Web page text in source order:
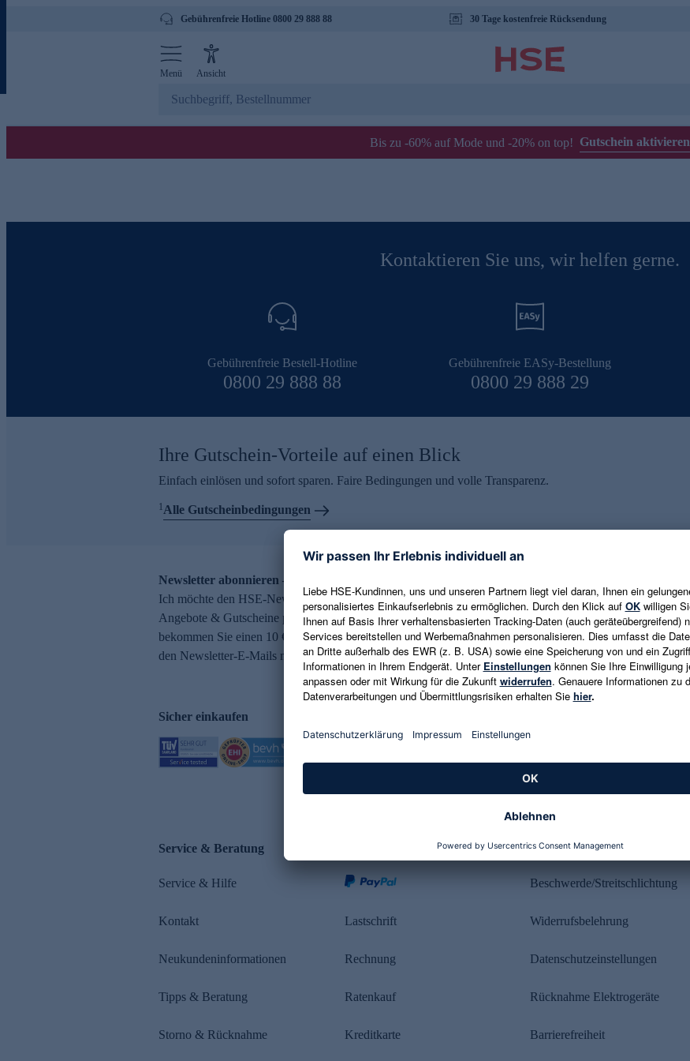
Gebührenfreie Hotline 0800 29 888 88 30 Tage kostenfreie Rücksendung
Menü Ansicht
Bis zu -60% auf Mode und -20% on top! Gutschein aktivieren
Kontaktieren Sie uns, wir helfen gerne.
Gebührenfreie Bestell-Hotline
0800 29 888 88
Gebührenfreie EASy-Bestellung
0800 29 888 29
Ihre Gutschein-Vorteile auf einen Blick
Einfach einlösen und sofort sparen. Faire Bedingungen und volle Transparenz.
1Alle Gutscheinbedingungen
Newsletter abonnieren – 10 € Gutschein erhalten
Ich möchte den HSE-Newsletter abonnieren und aktuelle Trends,
Angebote & Gutscheine per E-Mail erhalten. Als Dankeschön
bekommen Sie einen 10 € Gutschein. Eine Abmeldung ist jederzeit in
den Newsletter-E-Mails möglich.
E-Mail-Adresse eingeben
Es gelten die Datenschutzrichtlinien
Sicher einkaufen
Service & Beratung
Service & Hilfe
Kontakt
Neukundeninformationen
Tipps & Beratung
Storno & Rücknahme
Lastschrift
Rechnung
Ratenkauf
Kreditkarte
Rechtliches
Beschwerde/Streitschlichtung
Widerrufsbelehrung
Datenschutzeinstellungen
Rücknahme Elektrogeräte
Barrierefreiheit